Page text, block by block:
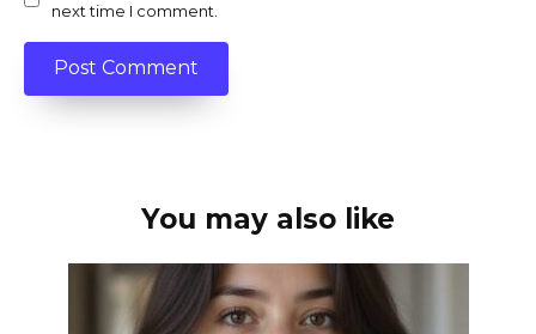
next time I comment.
You may also like